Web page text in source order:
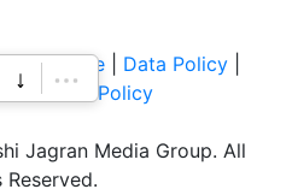
of Service Data Policy
Policy
Jagran Media Group. All
Reserved.